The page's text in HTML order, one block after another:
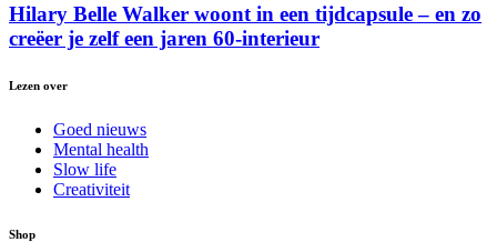
Hilary Belle Walker woont in een tijdcapsule – en zo
creëer je zelf een jaren 60-interieur
Lezen over
Goed nieuws
Mental health
Slow life
Creativiteit
Shop